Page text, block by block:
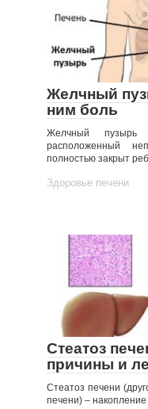
Желчный
ним боль
Желчный пузырь
расположенный
полностью закрыт
Здоровье печени
Стеатоз
причины и
Стеатоз печени
печени) – накопление